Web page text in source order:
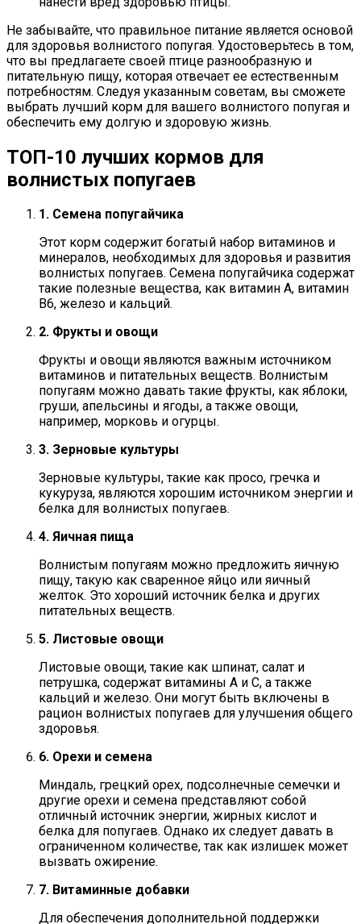
Не забывайте, что правильное питание является основой
для здоровья волнистого попугая. Удостоверьтесь в том,
что вы предлагаете своей птице разнообразную и
питательную пищу, которая отвечает ее естественным
потребностям. Следуя указанным советам, вы сможете
выбрать лучший корм для вашего волнистого попугая и
обеспечить ему долгую и здоровую жизнь.
ТОП-10 лучших кормов для
волнистых попугаев
1. Семена попугайчика
Этот корм содержит богатый набор витаминов и
минералов, необходимых для здоровья и развития
волнистых попугаев. Семена попугайчика содержат
такие полезные вещества, как витамин А, витамин
В6, железо и кальций.
2. Фрукты и овощи
Фрукты и овощи являются важным источником
витаминов и питательных веществ. Волнистым
попугаям можно давать такие фрукты, как яблоки,
груши, апельсины и ягоды, а также овощи,
например, морковь и огурцы.
3. Зерновые культуры
Зерновые культуры, такие как просо, гречка и
кукуруза, являются хорошим источником энергии и
белка для волнистых попугаев.
4. Яичная пища
Волнистым попугаям можно предложить яичную
пищу, такую как сваренное яйцо или яичный
желток. Это хороший источник белка и других
питательных веществ.
5. Листовые овощи
Листовые овощи, такие как шпинат, салат и
петрушка, содержат витамины А и С, а также
кальций и железо. Они могут быть включены в
рацион волнистых попугаев для улучшения общего
здоровья.
6. Орехи и семена
Миндаль, грецкий орех, подсолнечные семечки и
другие орехи и семена представляют собой
отличный источник энергии, жирных кислот и
белка для попугаев. Однако их следует давать в
ограниченном количестве, так как излишек может
вызвать ожирение.
7. Витаминные добавки
Для обеспечения дополнительной поддержки